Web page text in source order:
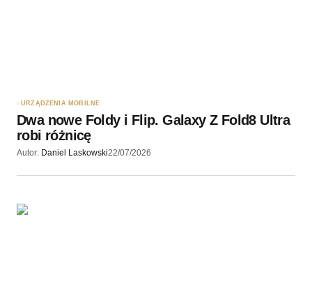
URZĄDZENIA MOBILNE
Dwa nowe Foldy i Flip. Galaxy Z Fold8 Ultra
robi różnicę
Autor: Daniel Laskowski22/07/2026